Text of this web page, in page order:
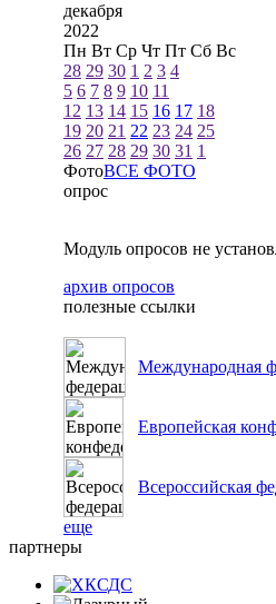
декабря
2022
Пн Вт Ср Чт Пт Сб Вс
28 29 30 1 2 3 4
5 6 7 8 9 10 11
12 13 14 15 16 17 18
19 20 21 22 23 24 25
26 27 28 29 30 31 1
ФотоВСЕ ФОТО
опрос
Модуль опросов не
архив опросов
полезные ссылки
Международная
Европейская
Всероссийская
еще
партнеры